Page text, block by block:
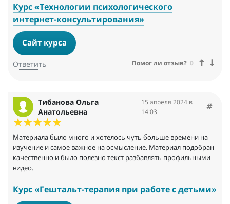
Курс «Технологии психологического
интернет-консультирования»
Сайт курса
Ответить Помог ли отзыв? 0
Тибанова Ольга
Анатольевна
15 апреля 2024 в
14:03
Материала было много и хотелось чуть больше времени на
изучение и самое важное на осмысление. Материал подобран
качественно и было полезно текст разбавлять профильными
видео.
Курс «Гештальт-терапия при работе с детьми»